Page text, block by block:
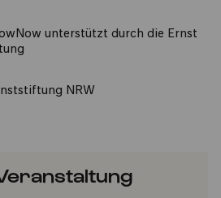
unterstützt durch die Ernst
NRW